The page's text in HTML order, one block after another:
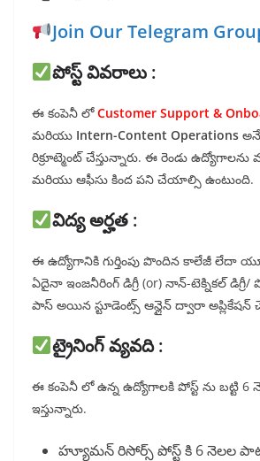
Join Our Telegram
పోస్ట్ వివరాలు :
ఈ కంపెనీ లోCustomer Support &
మరియు Intern-Content Operations
రిక్రూట్మెంట్ చేస్తున్నారు. ఈ రెండు
మరియు ఆఫీసు కింద పని చేయాల్సి ఉంటుంది.
విద్య అర్హత :
ఈ ఉద్యోగానికి గుర్తింపు పొందిన కాలేజీ లేదా
ఏదైనా ఇంజనీరింగ్ డిగ్రీ (or) నాన్-టెక్నికల్ డిగ్రీ/
పాస్ అయిన స్టూడెంట్స్ ఆన్లైన్ ద్వారా అప్లికేషన్
ట్రైనింగ్ వ్యవది :
ఈ కంపెనీ లో ఉన్న ఉద్యోగాలకి పోస్ట్ ను బట్టి 6
ఇస్తున్నారు.
హ్యూమన్ రిసోర్స్ పోస్ట్ కి 6 నెలల